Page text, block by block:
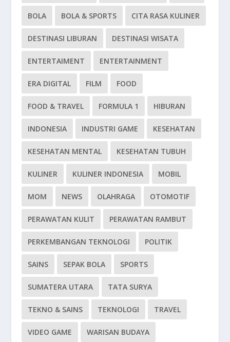
BOLA BOLA & SPORTS CITA RASA KULINER
DESTINASI LIBURAN DESTINASI WISATA
ENTERTAIMENT ENTERTAINMENT
ERA DIGITAL FILM FOOD
FOOD & TRAVEL FORMULA 1 HIBURAN
INDONESIA INDUSTRI GAME KESEHATAN
KESEHATAN MENTAL KESEHATAN TUBUH
KULINER KULINER INDONESIA MOBIL
MOM NEWS OLAHRAGA OTOMOTIF
PERAWATAN KULIT PERAWATAN RAMBUT
PERKEMBANGAN TEKNOLOGI POLITIK
SAINS SEPAK BOLA SPORTS
SUMATERA UTARA TATA SURYA
TEKNO & SAINS TEKNOLOGI TRAVEL
VIDEO GAME WARISAN BUDAYA